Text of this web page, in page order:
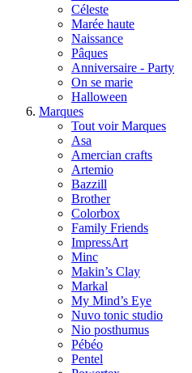
Céleste
Marée haute
Naissance
Pâques
Anniversaire - Party
On se marie
Halloween
Marques
Tout voir Marques
Asa
Amercian crafts
Artemio
Bazzill
Brother
Colorbox
Family Friends
ImpressArt
Minc
Makin’s Clay
Markal
My Mind’s Eye
Nuvo tonic studio
Nio posthumus
Pébéo
Pentel